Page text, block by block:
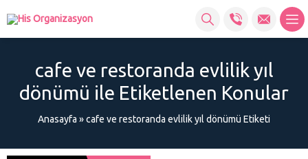
cafe ve restoranda evlilik yıl
dönümü ile Etiketlenen Konular
Anasayfa »cafe ve restoranda evlilik yıl dönümü Etiketi